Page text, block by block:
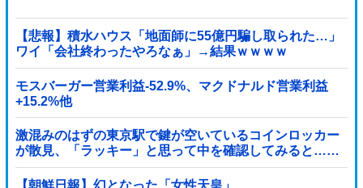
【悲報】積水ハウス「地面師に55億円騙し取られた…」
ワイ「会社終わったやろなぁ」→結果ｗｗｗｗ
モスバーガー営業利益-52.9%、マクドナルド営業利益
+15.2%他
激混みのはずの東京駅で鍵が空いているコインロッカー
が散見、「ラッキー」と思って中を確認してみると……
【朝鮮日報】幻となった「女性天皇」